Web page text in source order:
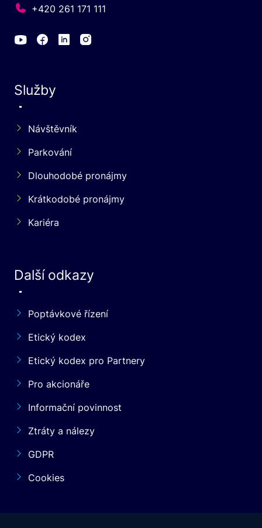
+420 261 171 111
Služby
Návštěvník
Parkování
Dlouhodobé pronájmy
Krátkodobé pronájmy
Kariéra
Další odkazy
Poptávkové řízení
Etický kodex
Etický kodex pro Partnery
Pro akcionáře
Informační povinnost
Ztráty a nálezy
GDPR
Cookies